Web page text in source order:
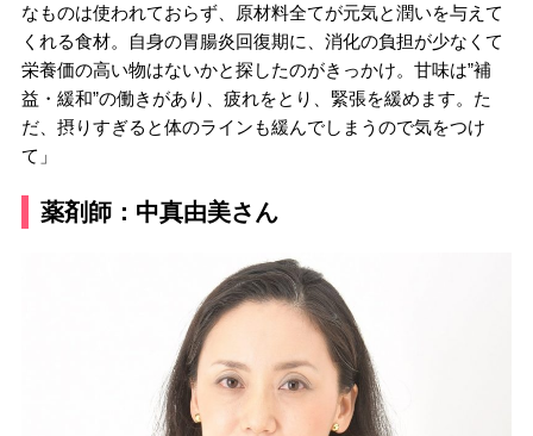
なものは使われておらず、原材料全てが元気と潤いを与えて
くれる食材。自身の胃腸炎回復期に、消化の負担が少なくて
栄養価の高い物はないかと探したのがきっかけ。甘味は”補
益・緩和”の働きがあり、疲れをとり、緊張を緩めます。た
だ、摂りすぎると体のラインも緩んでしまうので気をつけ
て」
薬剤師：中真由美さん